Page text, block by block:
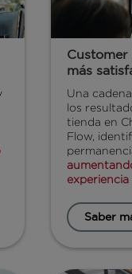
Customer
más
Una
los
tienda en
Flow,
experiencia
Saber